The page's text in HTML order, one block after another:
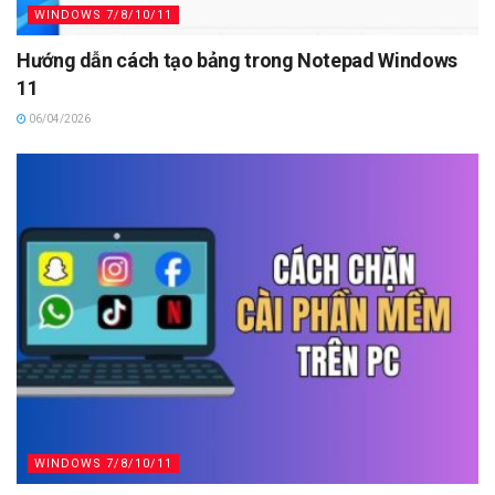
WINDOWS 7/8/10/11
Hướng dẫn cách tạo bảng trong Notepad Windows
11
06/04/2026
WINDOWS 7/8/10/11